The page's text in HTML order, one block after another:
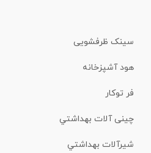
سینک ظرفشویی
هود آشپزخانه
فر توکار
چینی آلات بهداشتي
شیرآلات بهداشتي